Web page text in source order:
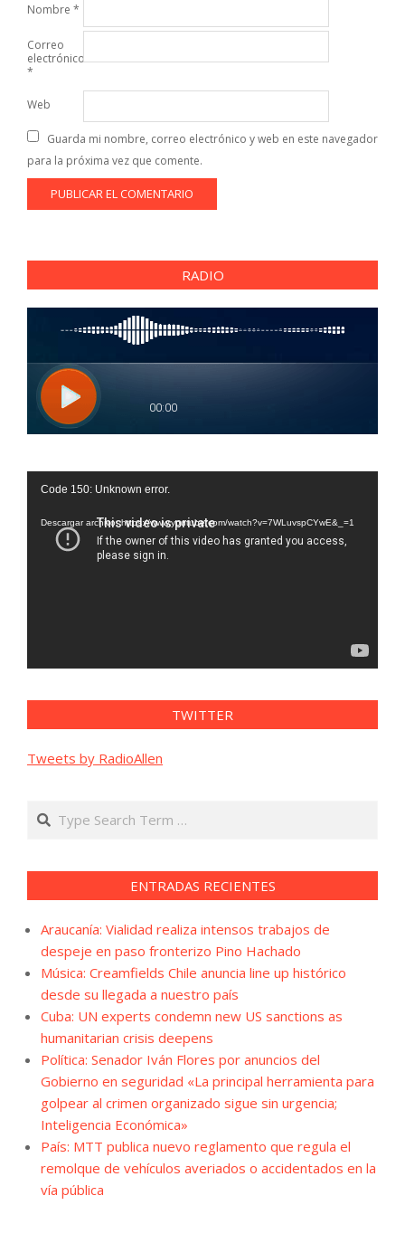
Nombre *
Correo
electrónico
*
Web
Guarda mi nombre, correo electrónico y web en este navegador
para la próxima vez que comente.
RADIO
Reproductor
vídeo
Code 150: Unknown error.
Descargar archivo: https://www.youtube.com/watch?v=7WLuvspCYwE&_=1
TWITTER
Tweets by RadioAllen
Search
ENTRADAS RECIENTES
Araucanía: Vialidad realiza intensos trabajos de
despeje en paso fronterizo Pino Hachado
Música: Creamfields Chile anuncia line up histórico
desde su llegada a nuestro país
Cuba: UN experts condemn new US sanctions as
humanitarian crisis deepens
Política: Senador Iván Flores por anuncios del
Gobierno en seguridad «La principal herramienta para
golpear al crimen organizado sigue sin urgencia;
Inteligencia Económica»
País: MTT publica nuevo reglamento que regula el
remolque de vehículos averiados o accidentados en la
vía pública